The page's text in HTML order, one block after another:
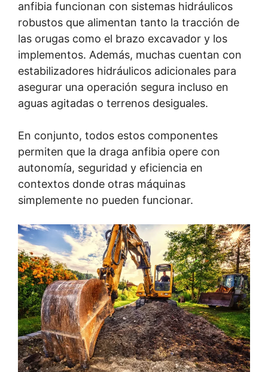
anfibia funcionan con sistemas hidráulicos
robustos que alimentan tanto la tracción de
las orugas como el brazo excavador y los
implementos. Además, muchas cuentan con
estabilizadores hidráulicos adicionales para
asegurar una operación segura incluso en
aguas agitadas o terrenos desiguales.
En conjunto, todos estos componentes
permiten que la draga anfibia opere con
autonomía, seguridad y eficiencia en
contextos donde otras máquinas
simplemente no pueden funcionar.